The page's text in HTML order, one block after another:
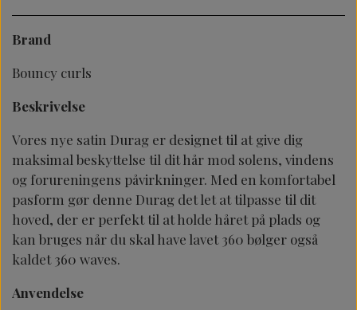
Brand
Bouncy curls
Beskrivelse
Vores nye satin Durag er designet til at give dig
maksimal beskyttelse til dit hår mod solens, vindens
og forureningens påvirkninger. Med en komfortabel
pasform gør denne Durag det let at tilpasse til dit
hoved, der er perfekt til at holde håret på plads og
kan bruges når du skal have lavet 360 bølger også
kaldet 360 waves.
Anvendelse